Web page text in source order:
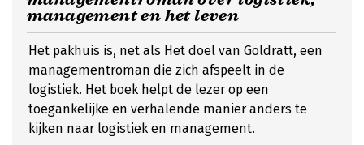
management en het leven
Het pakhuis is, net als Het doel van Goldratt, een
managementroman die zich afspeelt in de
logistiek. Het boek helpt de lezer op een
toegankelijke en verhalende manier anders te
kijken naar logistiek en management.